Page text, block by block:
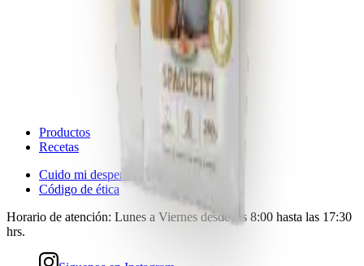
Productos
Recetas
Cuido mi despensa
Código de ética
Horario de atención: Lunes a Viernes desde las 8:00 hasta las 17:30
hrs.